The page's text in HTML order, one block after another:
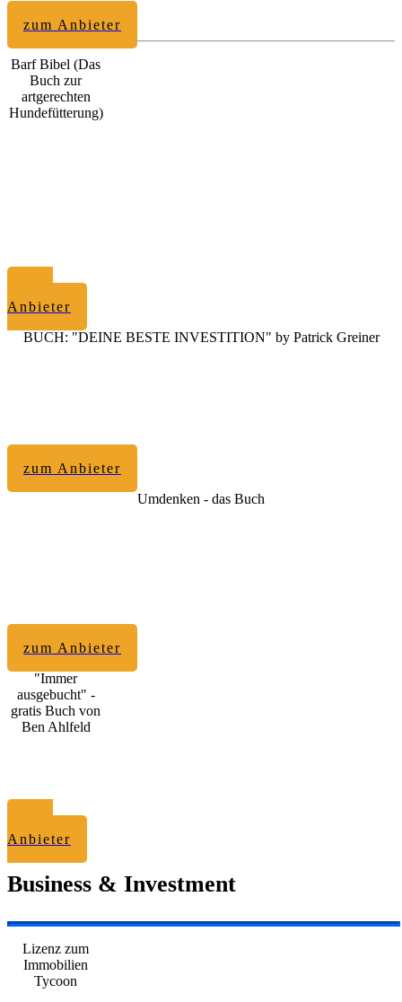
zum Anbieter
Barf Bibel (Das
Buch zur
artgerechten
Hundefütterung)
Anbieter
BUCH: "DEINE BESTE INVESTITION" by Patrick Greiner
zum Anbieter
Umdenken - das Buch
zum Anbieter
"Immer
ausgebucht" -
gratis Buch von
Ben Ahlfeld
Anbieter
Business & Investment
Lizenz zum
Immobilien
Tycoon